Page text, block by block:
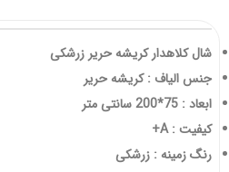
شال کلاهدار کریشه حریر زرشکی
جنس الیاف : کریشه حریر
ابعاد : 75*200 سانتی متر
کیفیت : A+
رنگ زمینه : زرشکی